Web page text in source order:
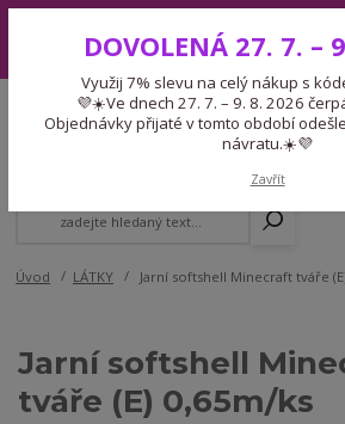
7. – 9. 8. 2026 čerpáme dovolenou.
odešleme ihned po našem
Expedice 775 866 913
Po-Čt 9-15:30 Pá 9-14:30 Pauza 13-13:45
Úvod LÁTKY Jarní softshell Minecraft tváře
Jarní softshell
tváře (E) 0,65m/ks
DOVOLENÁ 27. 7. –
Využij 7% slevu na celý nákup s
💜☀️Ve dnech 27. 7. – 9. 8. 2026
Objednávky přijaté v tomto období
návratu.☀️💜
Zavřít